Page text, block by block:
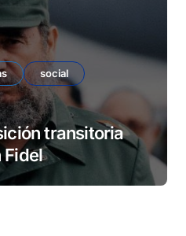
social
transitoria
Fidel